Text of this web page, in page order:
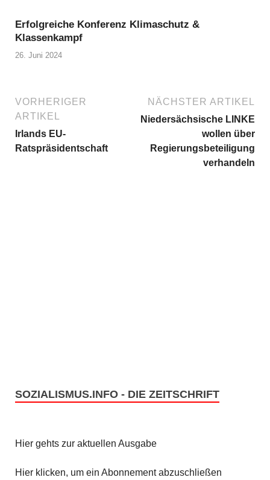
Erfolgreiche Konferenz Klimaschutz &
Klassenkampf
26. Juni 2024
VORHERIGER
ARTIKEL
Irlands EU-
Ratspräsidentschaft
NÄCHSTER ARTIKEL
Niedersächsische LINKE
wollen über
Regierungsbeteiligung
verhandeln
SOZIALISMUS.INFO - DIE ZEITSCHRIFT
Hier gehts zur aktuellen Ausgabe
Hier klicken, um ein Abonnement abzuschließen